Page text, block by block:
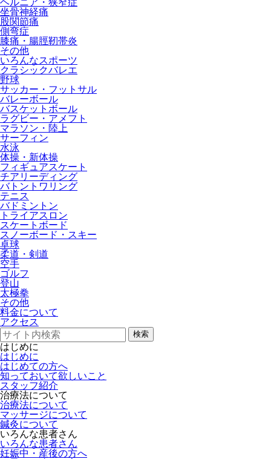
ヘルニア・狭窄症
坐骨神経痛
股関節痛
側弯症
膝痛・腸脛靭帯炎
その他
いろんなスポーツ
クラシックバレエ
野球
サッカー・フットサル
バレーボール
バスケットボール
ラグビー・アメフト
マラソン・陸上
サーフィン
水泳
体操・新体操
フィギュアスケート
チアリーディング
バトントワリング
テニス
バドミントン
トライアスロン
スケートボード
スノーボード・スキー
卓球
柔道・剣道
空手
ゴルフ
登山
太極拳
その他
料金について
アクセス
検索
はじめに
はじめに
はじめての方へ
知っておいて欲しいこと
スタッフ紹介
治療法について
治療法について
マッサージについて
鍼灸について
いろんな患者さん
いろんな患者さん
妊娠中・産後の方へ